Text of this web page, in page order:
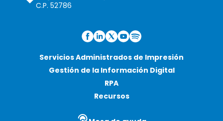
C.P. 52786
Servicios Administrados de Impresión
Gestión de la Información Digital
RPA
Recursos